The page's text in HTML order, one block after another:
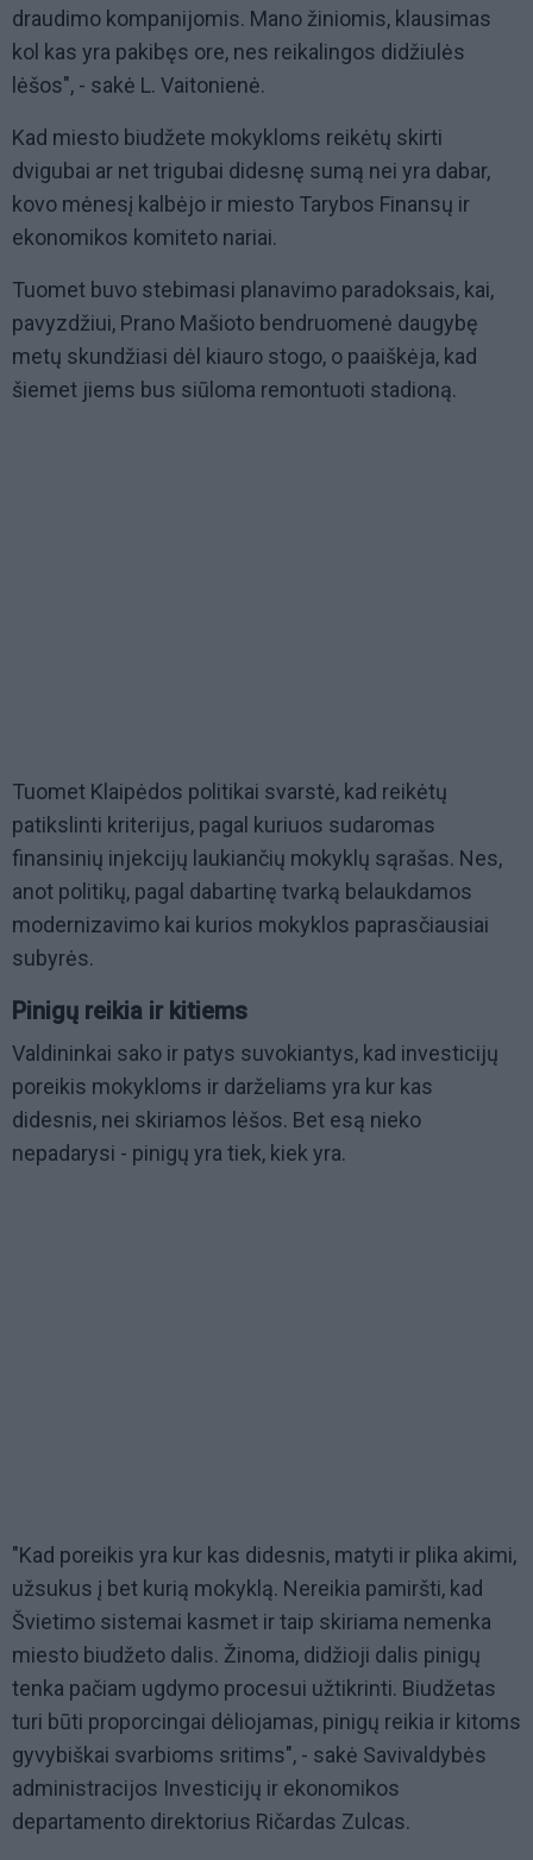
draudimo kompanijomis. Mano žiniomis, klausimas
kol kas yra pakibęs ore, nes reikalingos didžiulės
lėšos", - sakė L. Vaitonienė.
Kad miesto biudžete mokykloms reikėtų skirti
dvigubai ar net trigubai didesnę sumą nei yra dabar,
kovo mėnesį kalbėjo ir miesto Tarybos Finansų ir
ekonomikos komiteto nariai.
Tuomet buvo stebimasi planavimo paradoksais, kai,
pavyzdžiui, Prano Mašioto bendruomenė daugybę
metų skundžiasi dėl kiauro stogo, o paaiškėja, kad
šiemet jiems bus siūloma remontuoti stadioną.
Tuomet Klaipėdos politikai svarstė, kad reikėtų
patikslinti kriterijus, pagal kuriuos sudaromas
finansinių injekcijų laukiančių mokyklų sąrašas. Nes,
anot politikų, pagal dabartinę tvarką belaukdamos
modernizavimo kai kurios mokyklos paprasčiausiai
subyrės.
Pinigų reikia ir kitiems
Valdininkai sako ir patys suvokiantys, kad investicijų
poreikis mokykloms ir darželiams yra kur kas
didesnis, nei skiriamos lėšos. Bet esą nieko
nepadarysi - pinigų yra tiek, kiek yra.
"Kad poreikis yra kur kas didesnis, matyti ir plika akimi,
užsukus į bet kurią mokyklą. Nereikia pamiršti, kad
Švietimo sistemai kasmet ir taip skiriama nemenka
miesto biudžeto dalis. Žinoma, didžioji dalis pinigų
tenka pačiam ugdymo procesui užtikrinti. Biudžetas
turi būti proporcingai dėliojamas, pinigų reikia ir kitoms
gyvybiškai svarbioms sritims", - sakė Savivaldybės
administracijos Investicijų ir ekonomikos
departamento direktorius Ričardas Zulcas.